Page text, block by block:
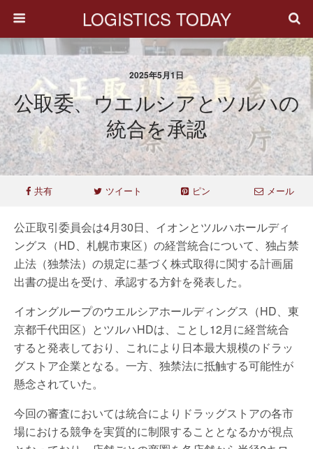
LOGISTICS TODAY
2025年5月1日
公取委、ウエルシアとツルハの
統合を承認
共有 ツイート ピン メール
公正取引委員会は4月30日、イオンとツルハホールディ
ングス（HD、札幌市東区）の経営統合について、独占禁
止法（独禁法）の規定に基づく株式取得に関する計画届
出書の提出を受け、承認する方針を発表した。
イオングループのウエルシアホールディングス（HD、東
京都千代田区）とツルハHDは、ことし12月に経営統合
すると発表しており、これにより日本最大規模のドラッ
グストア企業となる。一方、独禁法に抵触する可能性が
懸念されていた。
今回の審査においては統合によりドラッグストアの各市
場における競争を実質的に制限することとなるかが視点